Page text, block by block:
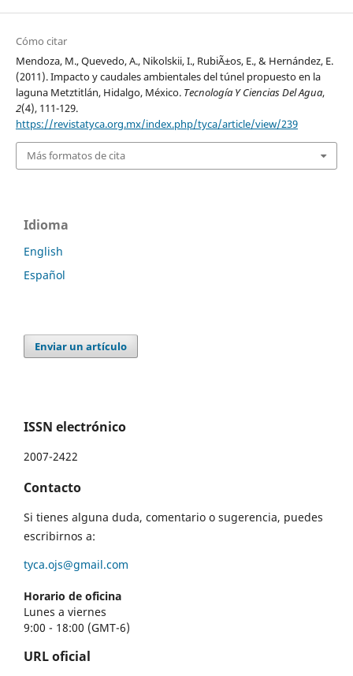
Cómo citar
Mendoza, M., Quevedo, A., Nikolskii, I., RubiÃ±os, E., & Hernández, E.
(2011). Impacto y caudales ambientales del túnel propuesto en la
laguna Metztitlán, Hidalgo, México. Tecnología Y Ciencias Del Agua,
2(4), 111-129.
https://revistatyca.org.mx/index.php/tyca/article/view/239
Más formatos de cita
Idioma
English
Español
Enviar un artículo
ISSN electrónico
2007-2422
Contacto
Si tienes alguna duda, comentario o sugerencia, puedes
escribirnos a:
tyca.ojs@gmail.com
Horario de oficina
Lunes a viernes
9:00 - 18:00 (GMT-6)
URL oficial